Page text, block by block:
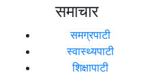
समाचार
समग्रपाटी
स्वास्थ्यपाटी
शिक्षापाटी